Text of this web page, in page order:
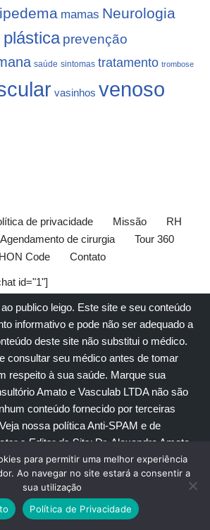
mamas Neurologia
plástica prevenção
saúde sintomas tratamento trombose
vasinhos venoso
de privacidade Missão
RH
Agendamento de cirurgia
Tour 360
HON Code
Contato
id="1"]
publico leigo. Este site e seu conteúdo
informativo e pode não ser adequado a
deste site não substitui o médico.
consultar seu médico antes de tomar
respeito à sua saúde. Marque sua
Amato e Vasculab LTDA não são
conteúdo fornecido por terceiras
Veja nossa política Anti-SPAM e de
e Editor do Site: Dr. Alexandre Amato
Clínico e Técnico: Dra. Marisa Amato
Consultório Médico. Todos direitos
para permitir uma melhor experiência
Ao navegar no site estará a consentir a
sua utilização
Política de Privacidade